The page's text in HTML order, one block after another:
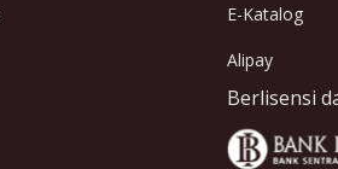
E-Katalog
Alipay
Berlisensi